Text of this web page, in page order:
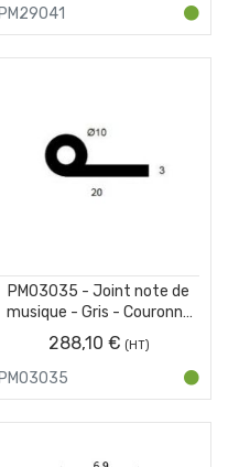
PM29041
PM03035 - Joint note de
musique - Gris - Couronne
25 m
288,10 €
PM03035